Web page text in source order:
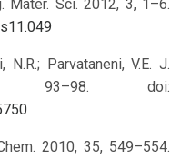
Mater. Sci. 2012, 3, 1–6.
N.R.; Parvataneni, V.E. J.
93–98. doi:
2010, 35, 549–554.